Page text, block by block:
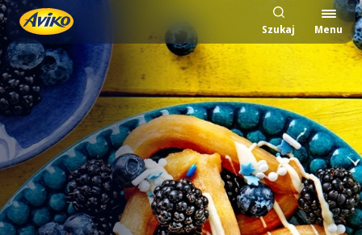
Szukaj Menu